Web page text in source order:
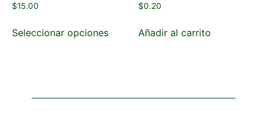
$15.00
Seleccionar opciones
$0.20
Añadir al carrito